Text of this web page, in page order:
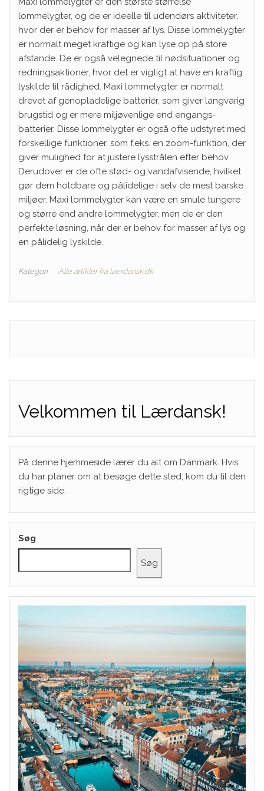
lommelygter, og de er ideelle til udendørs aktiviteter,
hvor der er behov for masser af lys. Disse lommelygter
er normalt meget kraftige og kan lyse op på store
afstande. De er også velegnede til nødsituationer og
redningsaktioner, hvor det er vigtigt at have en kraftig
lyskilde til rådighed. Maxi lommelygter er normalt
drevet af genopladelige batterier, som giver langvarig
brugstid og er mere miljøvenlige end engangs-
batterier. Disse lommelygter er også ofte udstyret med
forskellige funktioner, som f.eks. en zoom-funktion, der
giver mulighed for at justere lysstrålen efter behov.
Derudover er de ofte stød- og vandafvisende, hvilket
gør dem holdbare og pålidelige i selv de mest barske
miljøer. Maxi lommelygter kan være en smule tungere
og større end andre lommelygter, men de er den
perfekte løsning, når der er behov for masser af lys og
en pålidelig lyskilde.
Kategori Alle artikler fra laerdansk.dk
Velkommen til Lærdansk!
På denne hjemmeside lærer du alt om Danmark. Hvis
du har planer om at besøge dette sted, kom du til den
rigtige side.
Søg
Søg